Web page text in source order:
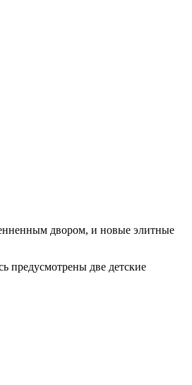
двором, и новые элитные
предусмотрены две детские